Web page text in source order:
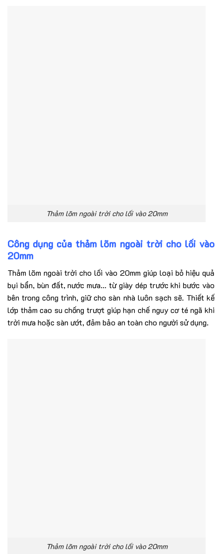
Thảm lõm ngoài trời cho lối vào 20mm
Công dụng của thảm lõm ngoài trời cho lối vào
20mm
Thảm lõm ngoài trời cho lối vào 20mm giúp loại bỏ hiệu quả
bụi bẩn, bùn đất, nước mưa… từ giày dép trước khi bước vào
bên trong công trình, giữ cho sàn nhà luôn sạch sẽ. Thiết kế
lớp thảm cao su chống trượt giúp hạn chế nguy cơ té ngã khi
trời mưa hoặc sàn ướt, đảm bảo an toàn cho người sử dụng.
Thảm lõm ngoài trời cho lối vào 20mm